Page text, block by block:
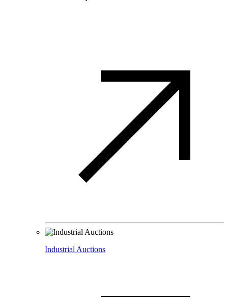
Industrial Auctions